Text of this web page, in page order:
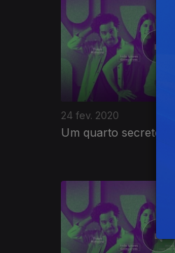
24 fev. 2020
Um quarto secreto